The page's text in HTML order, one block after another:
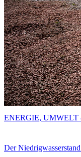
Der
ENERGIE, UMWELT